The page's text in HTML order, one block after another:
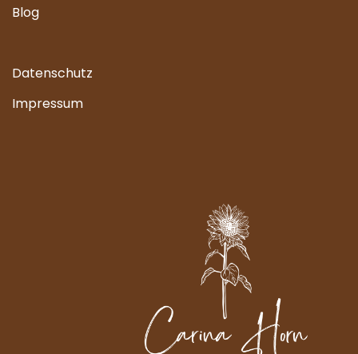
Blog
Datenschutz
Impressum